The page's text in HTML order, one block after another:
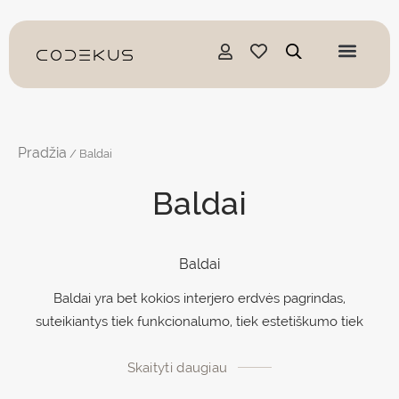
prie
turinio
Pradžia / Baldai
Baldai
Baldai
Baldai yra bet kokios interjero erdvės pagrindas,
suteikiantys tiek funkcionalumo, tiek estetiškumo tiek
sėdimų vietų ir daiktų laikymo sprendimų iki stalų ir
Skaityti daugiau